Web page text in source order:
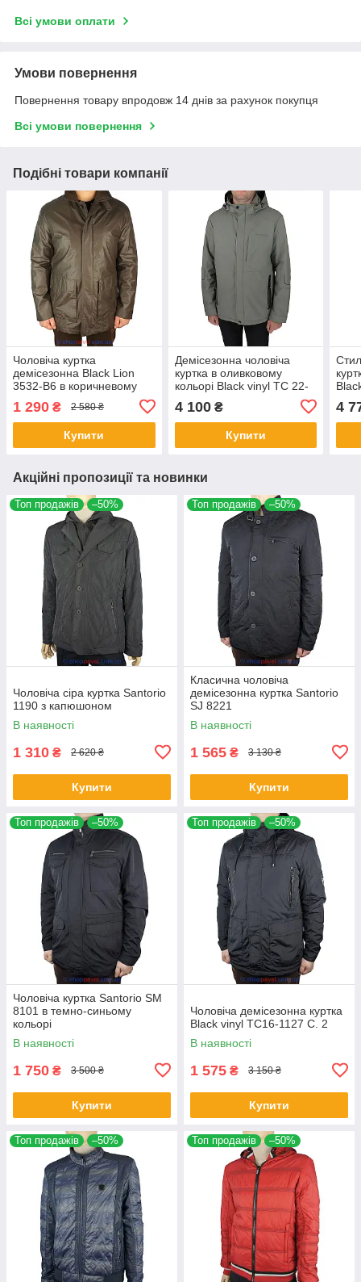
Всі умови оплати
Умови повернення
Повернення товару впродовж 14 днів за рахунок покупця
Всі умови повернення
Подібні товари компанії
Чоловіча куртка
демісезонна Black Lion
3532-B6 в коричневому
1 290 ₴ 2 580 ₴
Купити
Демісезонна чоловіча
куртка в оливковому
кольорі Black vinyl TC 22-
4 100₴
Купити
4
Акційні пропозиції та новинки
Топ продажів –50%
Чоловіча сіра куртка Santorio
1190 з капюшоном
В наявності
1 310 ₴ 2 620 ₴
Купити
Топ продажів –50%
Класична чоловіча
демісезонна куртка Santorio
SJ 8221
В наявності
1 565 ₴ 3 130 ₴
Купити
Топ продажів –50%
Чоловіча куртка Santorio SM
8101 в темно-синьому
кольорі
В наявності
1 750 ₴ 3 500 ₴
Купити
Топ продажів –50%
Чоловіча демісезонна куртка
Black vinyl TC16-1127 C. 2
В наявності
1 575 ₴ 3 150 ₴
Купити
Топ продажів –50% Топ продажів –50%